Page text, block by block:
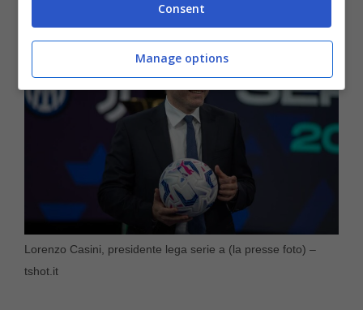
Lorenzo Casini, presidente lega serie a (la presse foto) –
tshot.it
Consent
Manage options